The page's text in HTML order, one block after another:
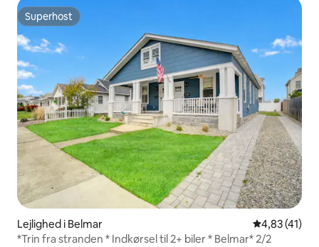
Superhost
Superhost
Lejlighed i Belmar 4,83 ud af 5
4,83 (41)
*Trin fra stranden * Indkørsel til 2+ biler * Belmar* 2/2